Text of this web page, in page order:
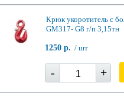
Крюк укоротитель с
GM317- G8 г/п 3,15тн
1250 р. / шт
- +